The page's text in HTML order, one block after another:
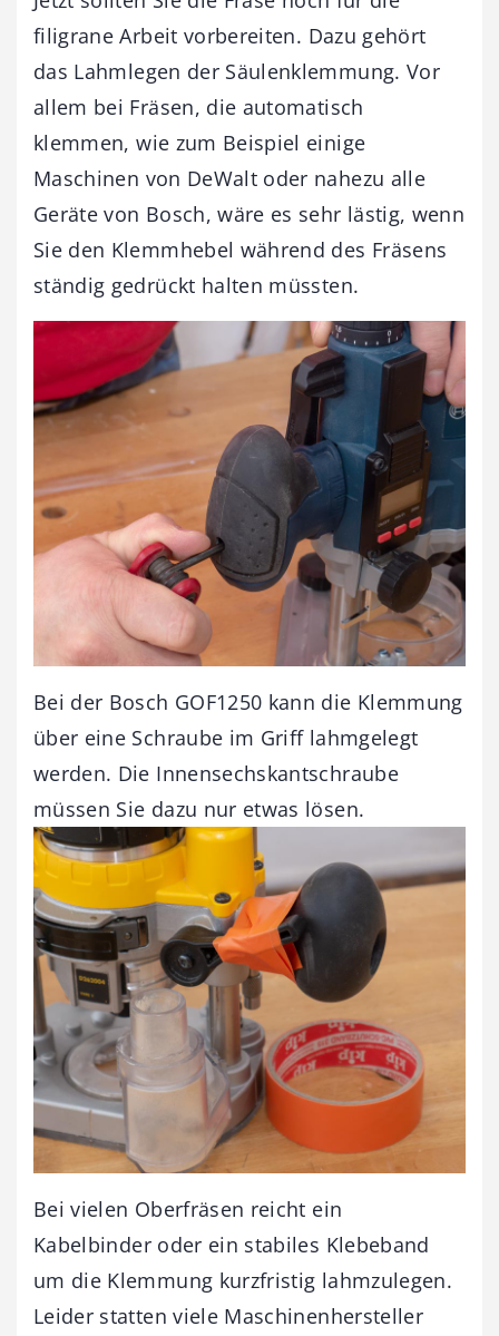
filigrane Arbeit vorbereiten. Dazu gehört
das Lahmlegen der Säulenklemmung. Vor
allem bei Fräsen, die automatisch
klemmen, wie zum Beispiel einige
Maschinen von DeWalt oder nahezu alle
Geräte von Bosch, wäre es sehr lästig, wenn
Sie den Klemmhebel während des Fräsens
ständig gedrückt halten müssten.
Bei der Bosch GOF1250 kann die Klemmung
über eine Schraube im Griff lahmgelegt
werden. Die Innensechskantschraube
müssen Sie dazu nur etwas lösen.
Bei vielen Oberfräsen reicht ein
Kabelbinder oder ein stabiles Klebeband
um die Klemmung kurzfristig lahmzulegen.
Leider statten viele Maschinenhersteller